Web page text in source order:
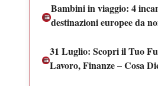
Bambini in viaggio: 4
destinazioni europee da
31 Luglio: Scopri il Tuo
Lavoro, Finanze – Cosa